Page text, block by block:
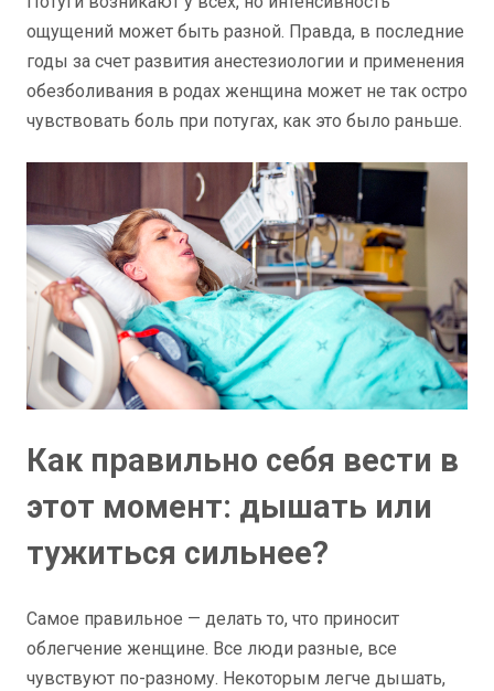
ощущений может быть разной. Правда, в последние
годы за счет развития анестезиологии и применения
обезболивания в родах женщина может не так остро
чувствовать боль при потугах, как это было раньше.
Как правильно себя вести в
этот момент: дышать или
тужиться сильнее?
Самое правильное — делать то, что приносит
облегчение женщине. Все люди разные, все
чувствуют по-разному. Некоторым легче дышать,